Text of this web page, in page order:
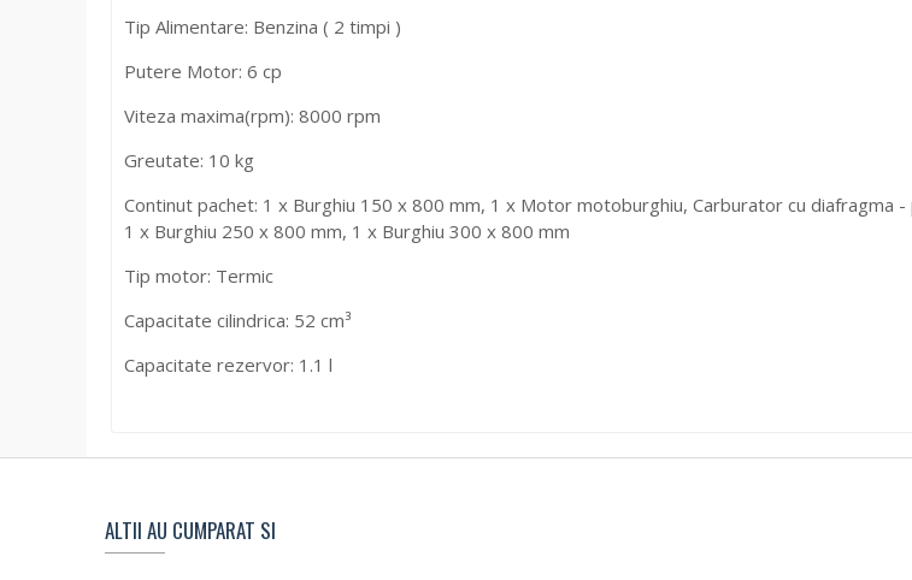
Tip Alimentare: Benzina ( 2 timpi )
Putere Motor: 6 cp
Viteza maxima(rpm): 8000 rpm
Greutate: 10 kg
Continut pachet: 1 x Burghiu 150 x 800 mm, 1 x Motor motoburghiu, Carburator cu diafragma
1 x Burghiu 250 x 800 mm, 1 x Burghiu 300 x 800 mm
Tip motor: Termic
Capacitate cilindrica: 52 cm³
Capacitate rezervor: 1.1 l
ALTII AU CUMPARAT SI